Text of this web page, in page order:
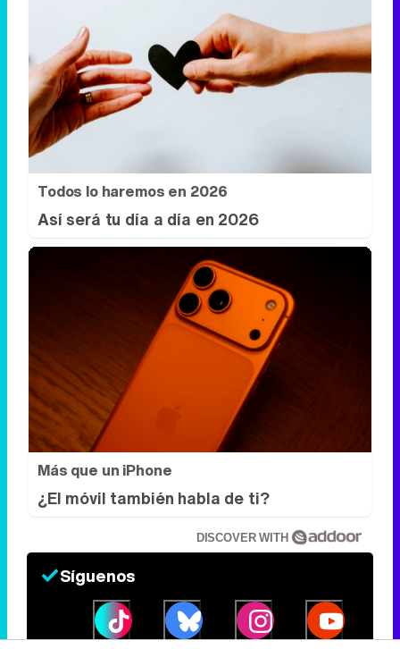
Todos lo haremos en 2026
Así será tu día a día en 2026
Más que un iPhone
¿El móvil también habla de ti?
DISCOVER WITH
Síguenos
6,4k 258k
Eliminar anuncios